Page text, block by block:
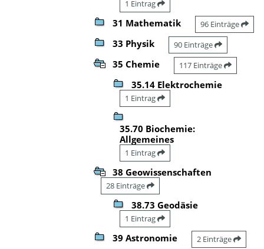
1 Eintrag
31 Mathematik 96 Einträge
33 Physik 90 Einträge
35 Chemie 117 Einträge
35.14 Elektrochemie
1 Eintrag
35.70 Biochemie:
Allgemeines
1 Eintrag
38 Geowissenschaften
28 Einträge
38.73 Geodäsie
1 Eintrag
39 Astronomie 2 Einträge